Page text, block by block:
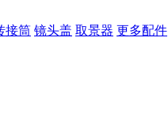
接筒 镜头盖 取景器 更多配件